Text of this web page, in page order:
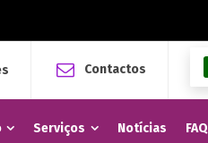
Contactos
Serviços Notícias FAQ